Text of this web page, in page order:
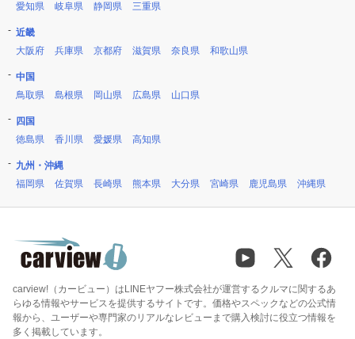
愛知県
岐阜県 静岡県 三重県
近畿
大阪府
兵庫県 京都府 滋賀県 奈良県 和歌山県
中国
鳥取県
島根県 岡山県 広島県 山口県
四国
徳島県
香川県 愛媛県 高知県
九州・沖縄
福岡県
佐賀県 長崎県 熊本県 大分県 宮崎県 鹿児島県 沖縄県
carview!（カービュー）はLINEヤフー株式会社が運営するクルマに関するあ
らゆる情報やサービスを提供するサイトです。価格やスペックなどの公式情
報から、ユーザーや専門家のリアルなレビューまで購入検討に役立つ情報を
多く掲載しています。